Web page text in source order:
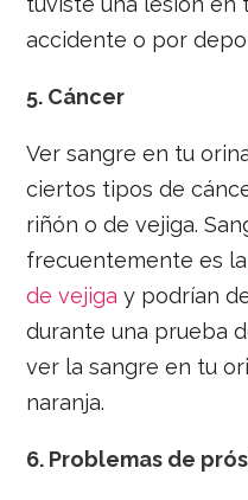
accidente o por
5. Cáncer
Ver sangre en tu
ciertos tipos de
riñón o de vejiga.
frecuentemente es la
de vejiga y podrían
durante una prueba
ver la sangre en tu
naranja.
6. Problemas de